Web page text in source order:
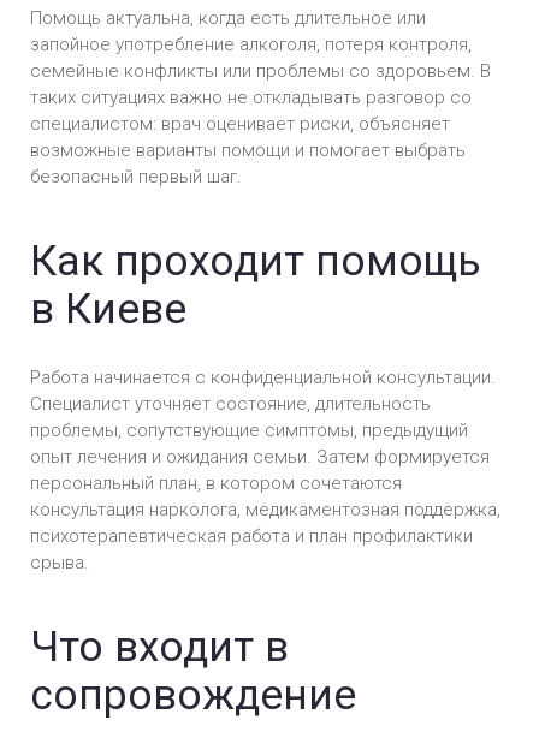
Лечение алкогольной интоксикации в Киеве
Помощь актуальна, когда есть длительное или
запойное употребление алкоголя, потеря контроля,
семейные конфликты или проблемы со здоровьем. В
таких ситуациях важно не откладывать разговор со
специалистом: врач оценивает риски, объясняет
возможные варианты помощи и помогает выбрать
безопасный первый шаг.
Как проходит помощь
в Киеве
Работа начинается с конфиденциальной консультации.
Специалист уточняет состояние, длительность
проблемы, сопутствующие симптомы, предыдущий
опыт лечения и ожидания семьи. Затем формируется
персональный план, в котором сочетаются
консультация нарколога, медикаментозная поддержка,
психотерапевтическая работа и план профилактики
срыва.
Что входит в
сопровождение